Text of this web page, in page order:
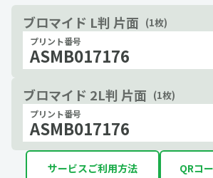
ブロマイド L判 片面 (1枚)
プリント番号
ASMB017176
ブロマイド 2L判 片面 (1枚)
プリント番号
ASMB017176
サービスご利用方法 QRコ